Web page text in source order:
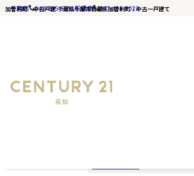
加曽利町 中古戸建 千葉県千葉市若葉区加曽利町｜中古一戸建て
千葉店 043-285-5651船橋店 047-498-9022